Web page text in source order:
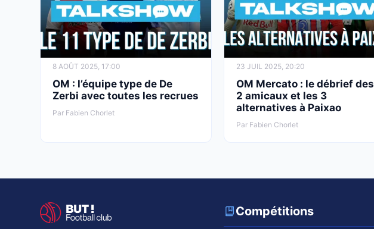
8 AOÛT 2025, 17:00
OM : l’équipe type de De
Zerbi avec toutes les recrues
Par Fabien Chorlet
23 JUIL 2025, 20:20
OM Mercato : le débrief des
2 amicaux et les 3
alternatives à Paixao
Par Fabien Chorlet
Compétitions